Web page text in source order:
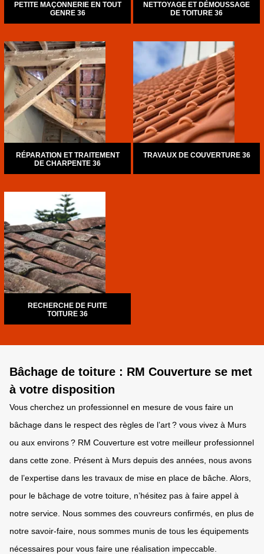
PETITE MAÇONNERIE EN TOUT
GENRE 36
NETTOYAGE ET DÉMOUSSAGE
DE TOITURE 36
RÉPARATION ET TRAITEMENT
DE CHARPENTE 36
TRAVAUX DE COUVERTURE 36
RECHERCHE DE FUITE
TOITURE 36
Bâchage de toiture : RM Couverture se met
à votre disposition
Vous cherchez un professionnel en mesure de vous faire un
bâchage dans le respect des règles de l’art ? vous vivez à Murs
ou aux environs ? RM Couverture est votre meilleur professionnel
dans cette zone. Présent à Murs depuis des années, nous avons
de l’expertise dans les travaux de mise en place de bâche. Alors,
pour le bâchage de votre toiture, n’hésitez pas à faire appel à
notre service. Nous sommes des couvreurs confirmés, en plus de
notre savoir-faire, nous sommes munis de tous les équipements
nécessaires pour vous faire une réalisation impeccable.